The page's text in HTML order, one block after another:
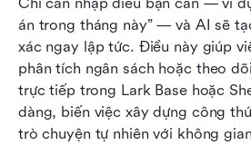
án trong tháng này” — và AI sẽ
xác ngay lập tức. Điều này giúp
phân tích ngân sách hoặc theo
trực tiếp trong Lark Base hoặc
dàng, biến việc xây dựng công
trò chuyện tự nhiên với không